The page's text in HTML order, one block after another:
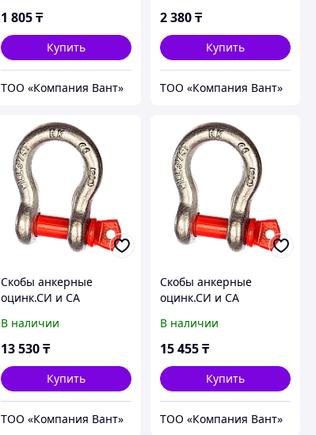
1 805 ₸
Купить
ТОО «Компания Вант»
2 380₸
Купить
ТОО «Компания Вант»
Скобы анкерные
оцинк.СИ и СА
В наличии
13 530 ₸
Купить
ТОО «Компания Вант»
Скобы анкерные
оцинк.СИ и СА
В наличии
15 455₸
Купить
ТОО «Компания Вант»